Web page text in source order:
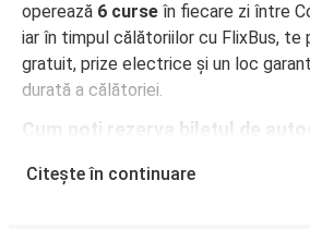
operează 6 curse în fiecare zi între
iar în timpul călătoriilor cu FlixBus,
gratuit, prize electrice și un loc
durată a călătoriei.
Cum poți rezerva biletul de
Citește în continuare